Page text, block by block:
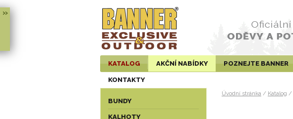
»
KATALOG AKČNÍ NABÍDKY POZNEJTE BANNER
KONTAKTY
BUNDY
KALHOTY
Úvodní stránka / Katalog /